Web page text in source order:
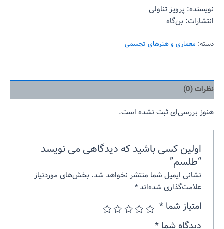
نویسنده: پرویز تناولی
انتشارات: بن‌گاه
دسته: معماری و هنرهای تجسمی
نظرات (0)
هنوز بررسی‌ای ثبت نشده است.
اولین کسی باشید که دیدگاهی می نویسد
“طلسم”
نشانی ایمیل شما منتشر نخواهد شد. بخش‌های موردنیاز
علامت‌گذاری شده‌اند*
امتیاز شما*